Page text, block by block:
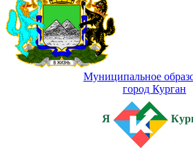
Муниципальное
город Курган
Я